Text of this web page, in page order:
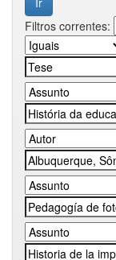
Filtros correntes: